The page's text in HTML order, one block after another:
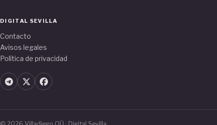
DIGITAL SEVILLA
Contacto
Avisos legales
Política de privacidad